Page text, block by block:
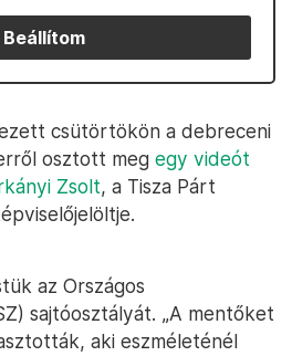
Beállítom
csütörtökön a debreceni
osztott meg egy videót
Zsolt, a Tisza Párt
az Országos
sajtóosztályát. „A mentőket
aki eszméleténél